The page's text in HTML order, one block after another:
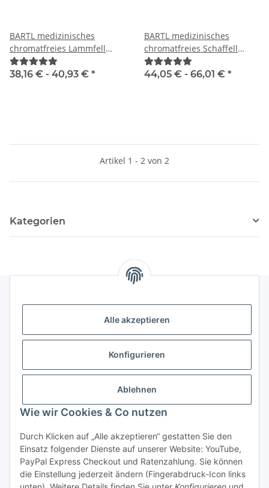
Alle akzeptieren
Konfigurieren
Ablehnen
Wie wir Cookies & Co nutzen
Durch Klicken auf „Alle akzeptieren“ gestatten Sie den
Einsatz folgender Dienste auf unserer Website: YouTube,
PayPal Express Checkout und Ratenzahlung. Sie können
die Einstellung jederzeit ändern (Fingerabdruck-Icon links
BARTL medizinisches
chromatfreies Lammfell
"BABY"
38,16 € - 40,93 € *
BARTL medizinisches
chromatfreies Schaffell
"ADULT"
44,05 € - 66,01 € *
Artikel 1 - 2 von 2
Kategorien
Vertrag widerrufen